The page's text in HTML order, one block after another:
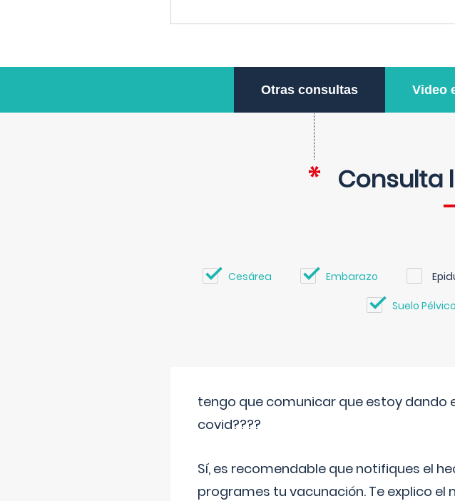
Otras consultas Video
Consulta
Cesárea Embarazo
Suelo Pélvico
tengo que comunicar que estoy dando
covid????
Sí, es recomendable que notifiques el
programes tu vacunación. Te explico